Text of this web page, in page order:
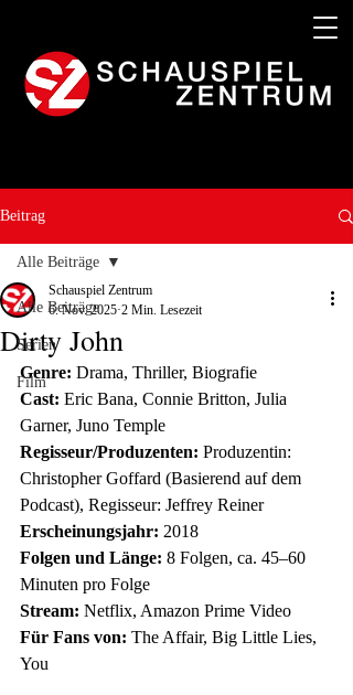
Beitrag
Alle Beiträge
Serien
Film
Alle Beiträge
Dirty John
Schauspiel Zentrum
6. Nov. 2025 2 Min. Lesezeit
Genre: Drama, Thriller, Biografie
Cast: Eric Bana, Connie Britton, Julia
Garner, Juno Temple
Regisseur/Produzenten: Produzentin:
Christopher Goffard (Basierend auf dem
Podcast), Regisseur: Jeffrey Reiner
Erscheinungsjahr: 2018
Folgen und Länge: 8 Folgen, ca. 45–60
Minuten pro Folge
Stream: Netflix, Amazon Prime Video
Für Fans von: The Affair, Big Little Lies,
You